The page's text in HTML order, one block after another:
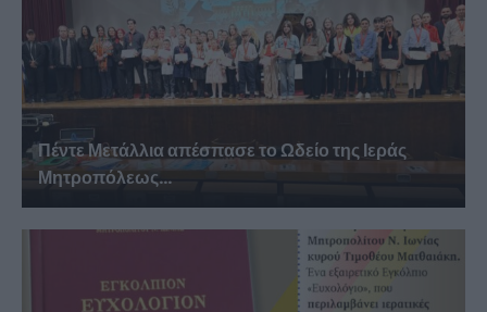
Πέντε Μετάλλια απέσπασε το Ωδείο της Ιεράς
Μητροπόλεως...